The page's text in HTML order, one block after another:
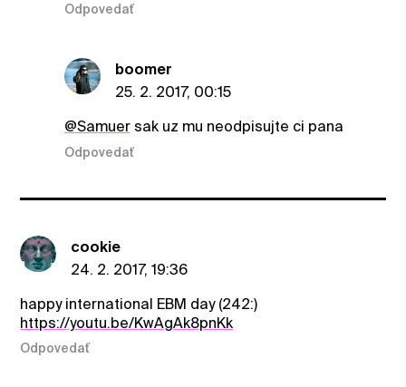
Odpovedať
boomer
25. 2. 2017, 00:15
@Samuersak uz mu neodpisujte ci pana
Odpovedať
cookie
24. 2. 2017, 19:36
happy international EBM day (242:)
https://youtu.be/KwAgAk8pnKk
Odpovedať